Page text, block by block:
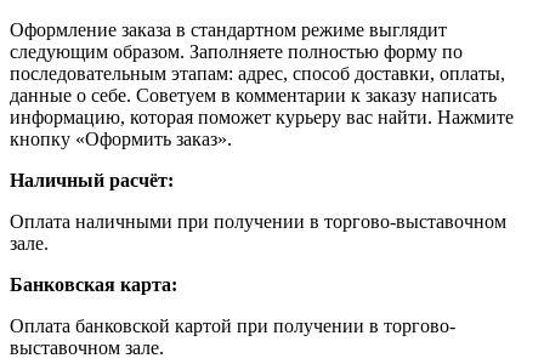
Оформление заказа в стандартном режиме выглядит
следующим образом. Заполняете полностью форму по
последовательным этапам: адрес, способ доставки, оплаты,
данные о себе. Советуем в комментарии к заказу написать
информацию, которая поможет курьеру вас найти. Нажмите
кнопку «Оформить заказ».
Наличный расчёт:
Оплата наличными при получении в торгово-выставочном
зале.
Банковская карта:
Оплата банковской картой при получении в торгово-
выставочном зале.